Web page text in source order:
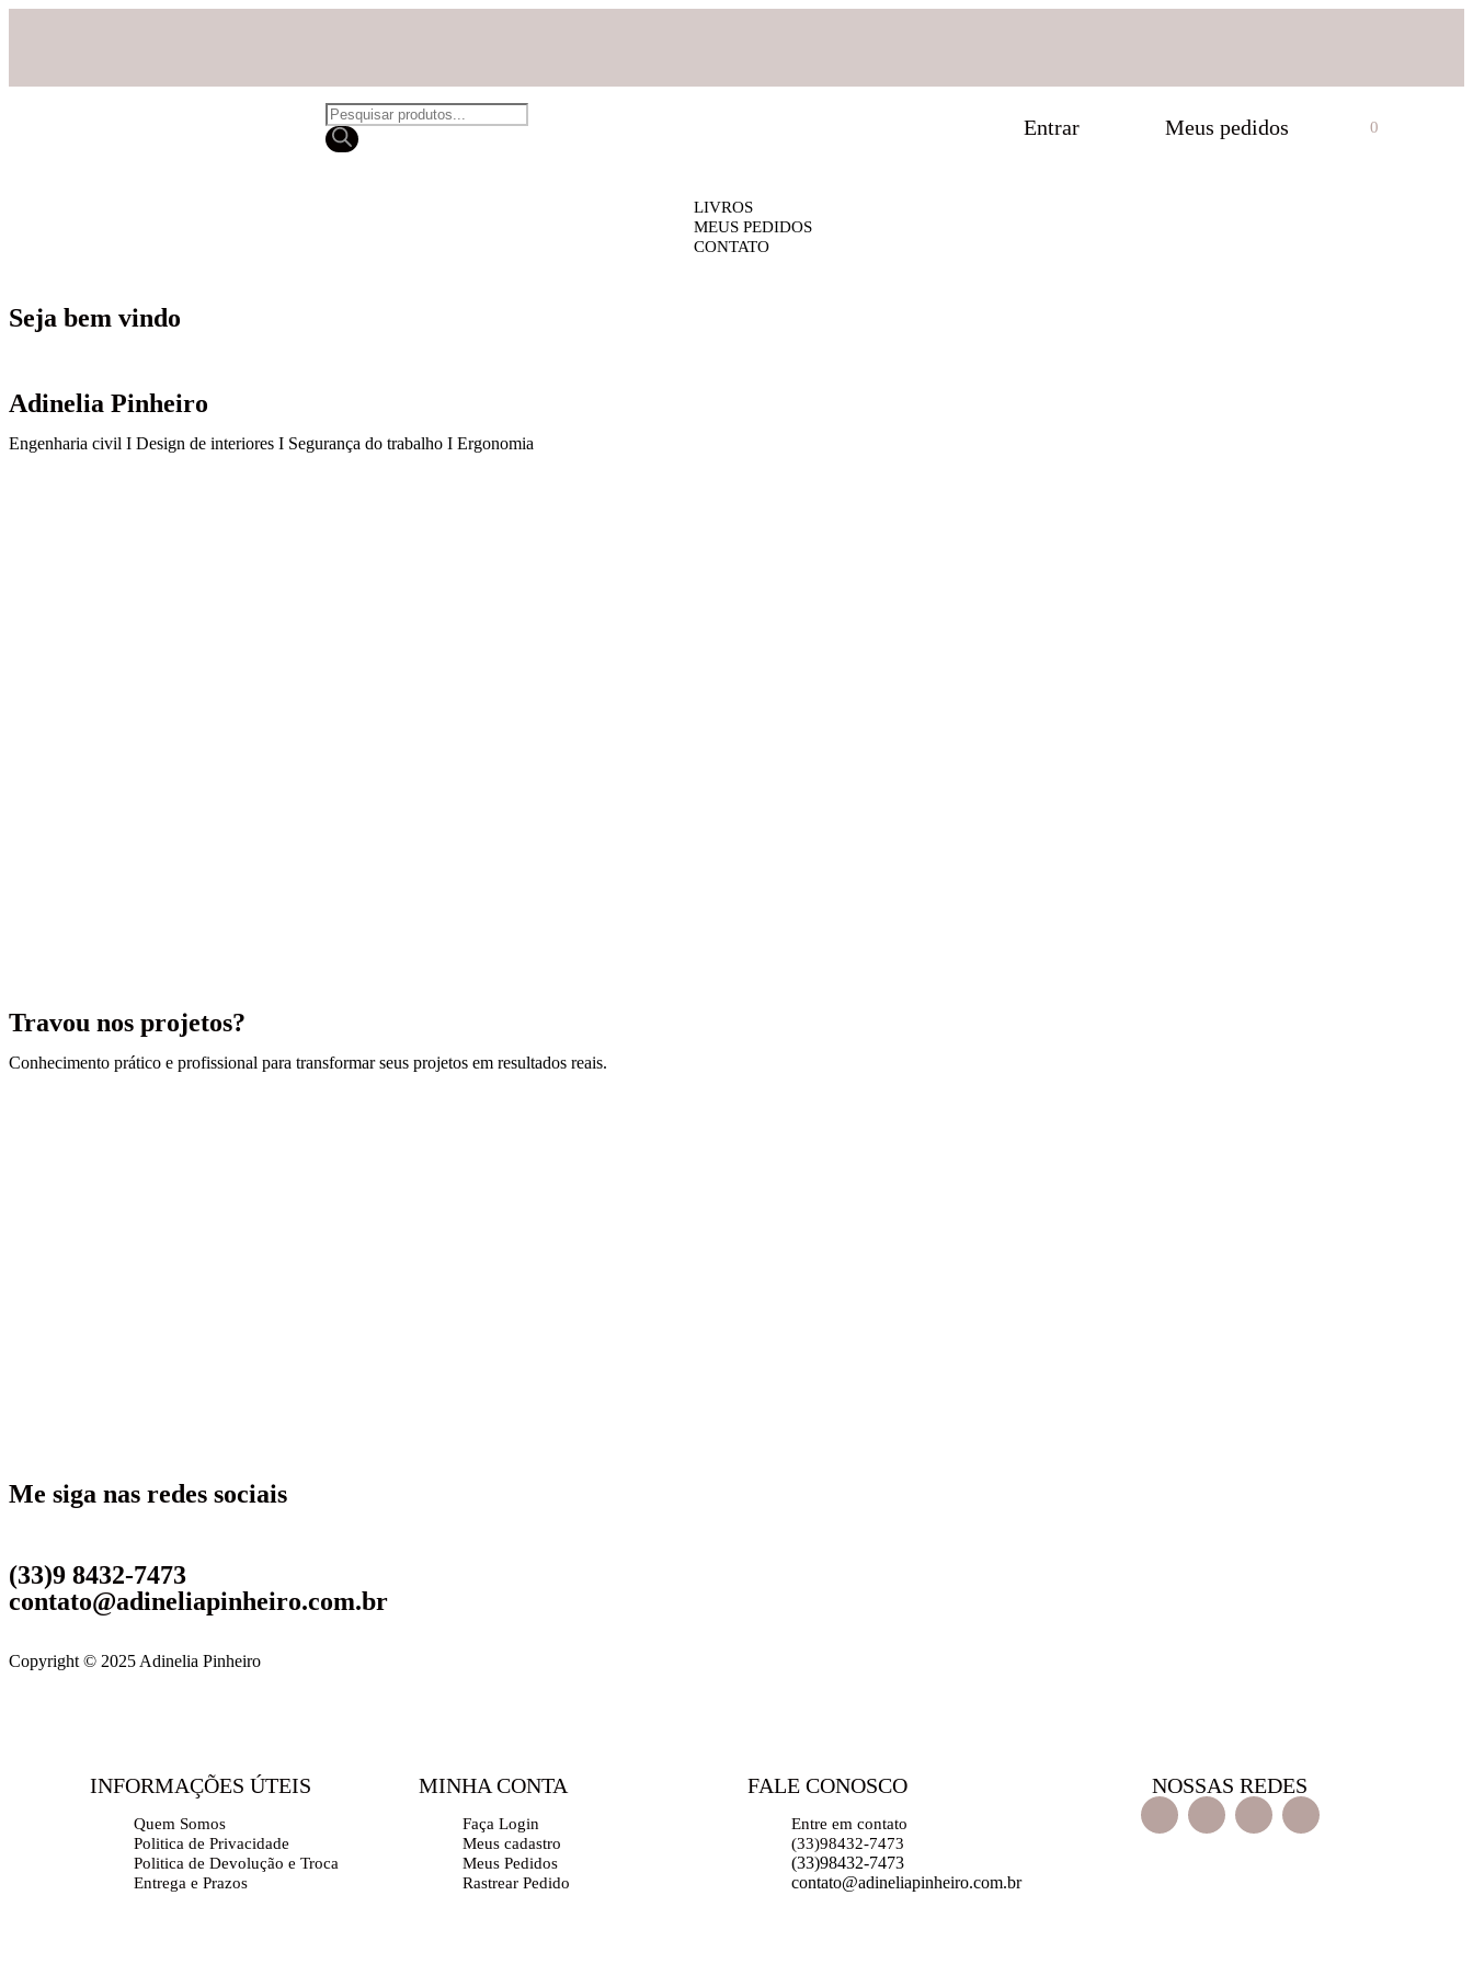
Entrar Meus pedidos 0
LIVROS
MEUS PEDIDOS
CONTATO
Seja bem vindo
Adinelia Pinheiro
Engenharia civil I Design de interiores I Segurança do trabalho I Ergonomia
Travou nos projetos?
Conhecimento prático e profissional para transformar seus projetos em resultados reais.
Me siga nas redes sociais
(33)9 8432-7473
contato@adineliapinheiro.com.br
Copyright © 2025 Adinelia Pinheiro
INFORMAÇÕES ÚTEIS
Quem Somos
Politica de Privacidade
Politica de Devolução e Troca
Entrega e Prazos
MINHA CONTA
Faça Login
Meus cadastro
Meus Pedidos
Rastrear Pedido
FALE CONOSCO
Entre em contato
(33)98432-7473
(33)98432-7473
contato@adineliapinheiro.com.br
NOSSAS REDES